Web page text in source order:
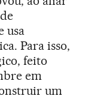
usa
Para isso,
feito
em
um